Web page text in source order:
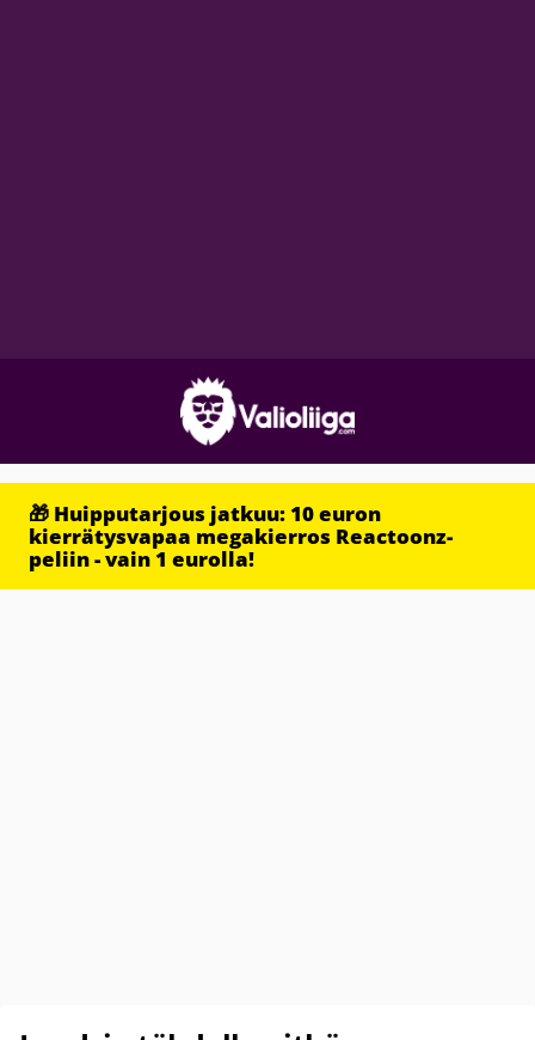
🎁 Huipputarjous jatkuu: 10 euron
kierrätysvapaa megakierros Reactoonz-
peliin - vain 1 eurolla!